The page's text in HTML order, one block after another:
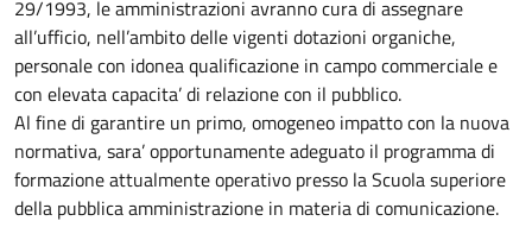
29/1993, le amministrazioni avranno cura di assegnare
all’ufficio, nell’ambito delle vigenti dotazioni organiche,
personale con idonea qualificazione in campo commerciale e
con elevata capacita’ di relazione con il pubblico.
Al fine di garantire un primo, omogeneo impatto con la nuova
normativa, sara’ opportunamente adeguato il programma di
formazione attualmente operativo presso la Scuola superiore
della pubblica amministrazione in materia di comunicazione.